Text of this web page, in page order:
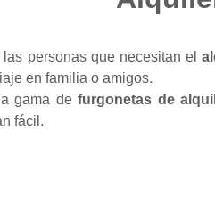
personas que necesitan el
en familia o amigos.
gama defurgonetas de
fácil.